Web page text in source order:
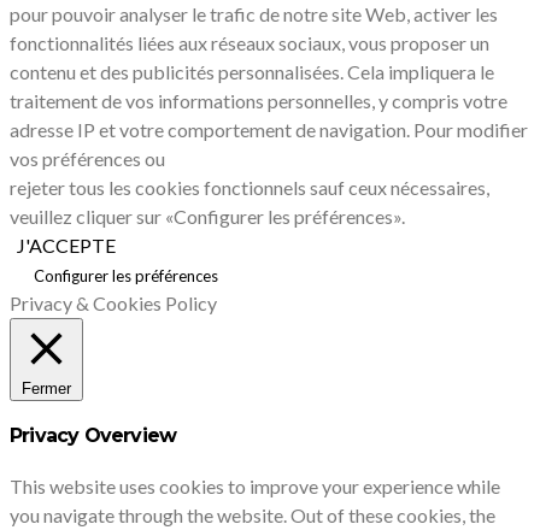
pour pouvoir analyser le trafic de notre site Web, activer les
fonctionnalités liées aux réseaux sociaux, vous proposer un
contenu et des publicités personnalisées. Cela impliquera le
traitement de vos informations personnelles, y compris votre
adresse IP et votre comportement de navigation. Pour modifier
vos préférences ou
rejeter tous les cookies fonctionnels sauf ceux nécessaires,
veuillez cliquer sur «Configurer les préférences».
J'ACCEPTE
Configurer les préférences
Privacy & Cookies Policy
Fermer
Privacy Overview
This website uses cookies to improve your experience while
you navigate through the website. Out of these cookies, the